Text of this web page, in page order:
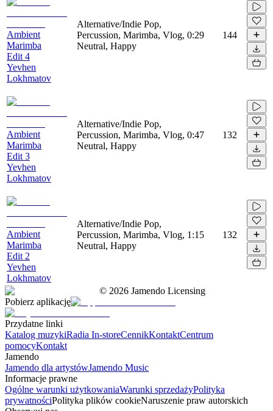
Ambient
Marimba
Edit 4
Yevhen
Lokhmatov
Alternative/Indie Pop,
Percussion, Marimba, Vlog,
Neutral, Happy
0:29 144
Ambient
Marimba
Edit 3
Yevhen
Lokhmatov
Alternative/Indie Pop,
Percussion, Marimba, Vlog,
Neutral, Happy
0:47 132
Ambient
Marimba
Edit 2
Yevhen
Lokhmatov
Alternative/Indie Pop,
Percussion, Marimba, Vlog,
Neutral, Happy
1:15 132
© 2026 Jamendo Licensing
Pobierz aplikację
Przydatne linki
Katalog muzykiRadia In-storeCennikKontaktCentrum
pomocyKontakt
Jamendo
Jamendo dla artystówJamendo Music
Informacje prawne
Ogólne warunki użytkowaniaWarunki sprzedażyPolityka
prywatnościPolityka plików cookieNaruszenie praw autorskich